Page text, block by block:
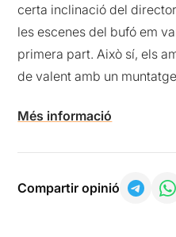
certa inclinació del
les escenes del bufó em
primera part. Això sí, els
de valent amb un
Més informació
Compartir opinió